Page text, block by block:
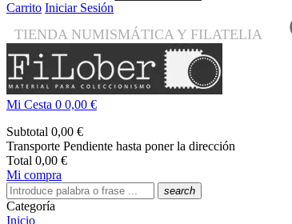
Carrito Iniciar Sesión
TIENDA NUMISMÁTICA Y FILATELIA
Mi Cesta 0 0,00 €
Subtotal 0,00 €
Transporte Pendiente hasta poner la dirección
Total 0,00 €
Mi compra
search
Categoría
Inicio